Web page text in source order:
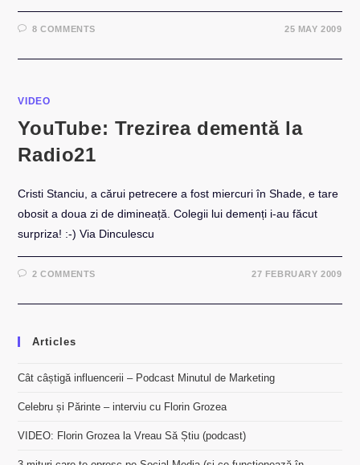
8 COMMENTS 25 MAY 2009
VIDEO
YouTube: Trezirea dementă la
Radio21
Cristi Stanciu, a cărui petrecere a fost miercuri în Shade, e tare
obosit a doua zi de dimineață. Colegii lui demenți i-au făcut
surpriza! :-) Via Dinculescu
2 COMMENTS 27 FEBRUARY 2009
Articles
Cât câștigă influencerii – Podcast Minutul de Marketing
Celebru și Părinte – interviu cu Florin Grozea
VIDEO: Florin Grozea la Vreau Să Știu (podcast)